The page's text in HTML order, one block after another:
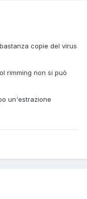
copie del virus
rimming non si può
un'estrazione